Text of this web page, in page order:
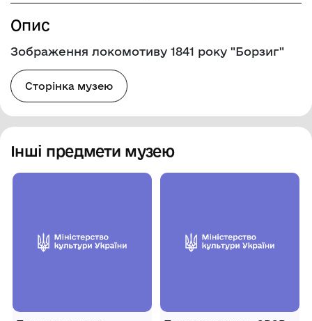
Опис
Зображення локомотиву 1841 року "Борзиг"
Сторінка музею
Інші предмети музею